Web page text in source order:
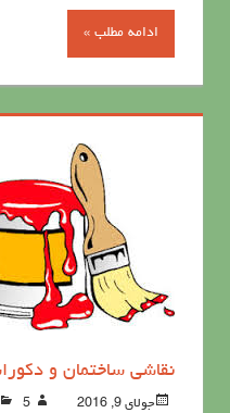
ادامه مطلب »
نقاشی ساختمان و
جولای 9, 2016 5نکته برای نقاشی خانه